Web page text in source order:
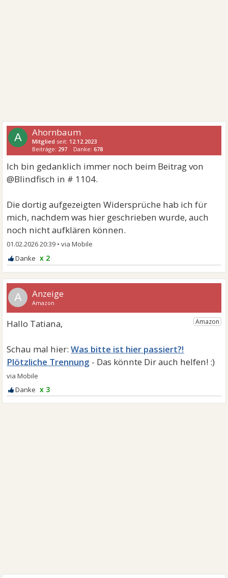
A Ahornbaum
Mitglied seit: 12.12.2023
Beiträge: 297 Danke:678
Ich bin gedanklich immer noch beim Beitrag von
@Blindfisch in # 1104.
Die dortig aufgezeigten Widersprüche hab ich für
mich, nachdem was hier geschrieben wurde, auch
noch nicht aufklären können.
01.02.2026 20:39 •
x 2
A
Was bitte ist hier passiert?!
Plötzliche Trennung
x 3